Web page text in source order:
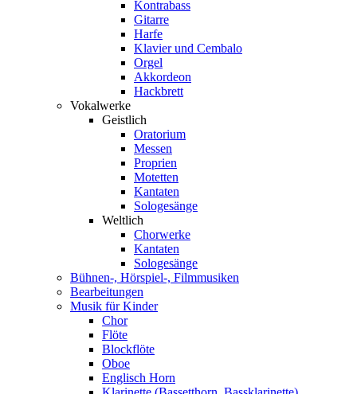
Kontrabass
Gitarre
Harfe
Klavier und Cembalo
Orgel
Akkordeon
Hackbrett
Vokalwerke
Geistlich
Oratorium
Messen
Proprien
Motetten
Kantaten
Sologesänge
Weltlich
Chorwerke
Kantaten
Sologesänge
Bühnen-, Hörspiel-, Filmmusiken
Bearbeitungen
Musik für Kinder
Chor
Flöte
Blockflöte
Oboe
Englisch Horn